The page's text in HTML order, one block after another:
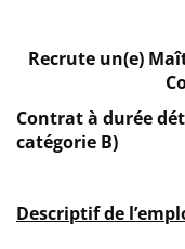
Recrute un(e)
Contrat à durée
catégorie B)
Descriptif de